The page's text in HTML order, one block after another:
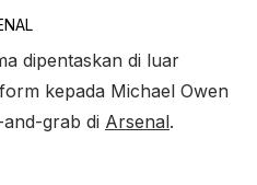
dipentaskan di luar
kepada Michael Owen
grab di Arsenal.